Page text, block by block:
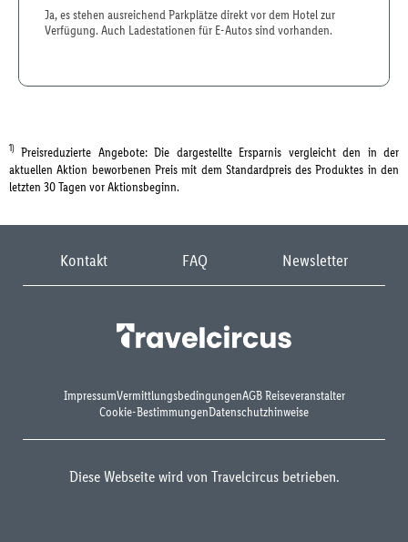
Ja, es stehen ausreichend Parkplätze direkt vor dem Hotel zur
Verfügung. Auch Ladestationen für E-Autos sind vorhanden.
1) Preisreduzierte Angebote: Die dargestellte Ersparnis vergleicht den in der
aktuellen Aktion beworbenen Preis mit dem Standardpreis des Produktes in den
letzten 30 Tagen vor Aktionsbeginn.
Kontakt FAQ Newsletter
ImpressumVermittlungsbedingungenAGB Reiseveranstalter
Cookie-BestimmungenDatenschutzhinweise
Diese Webseite wird von Travelcircus betrieben.